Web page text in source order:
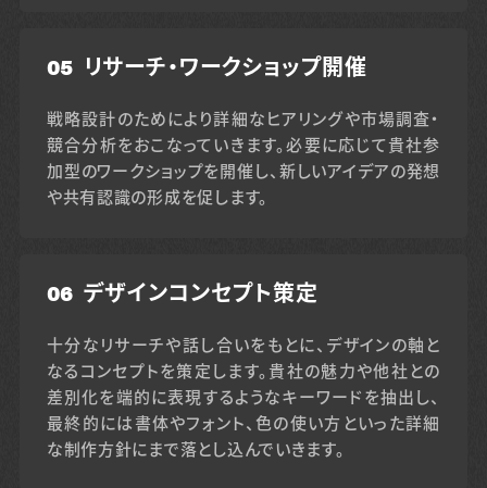
05 リサーチ・ワークショップ開催
戦略設計のためにより詳細なヒアリングや市場調査・
競合分析をおこなっていきます。必要に応じて貴社参
加型のワークショップを開催し、新しいアイデアの発想
や共有認識の形成を促します。
06 デザインコンセプト策定
十分なリサーチや話し合いをもとに、デザインの軸と
なるコンセプトを策定します。貴社の魅力や他社との
差別化を端的に表現するようなキーワードを抽出し、
最終的には書体やフォント、色の使い方といった詳細
な制作方針にまで落とし込んでいきます。